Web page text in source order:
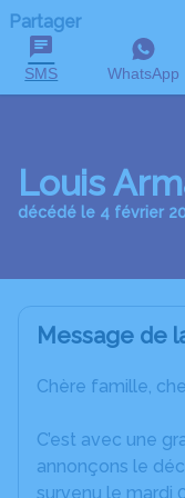
Partager
SMS WhatsApp
Louis
décédé le 4 février
Message de
Chère famille,
C’est avec une
annonçons le
survenu le mardi